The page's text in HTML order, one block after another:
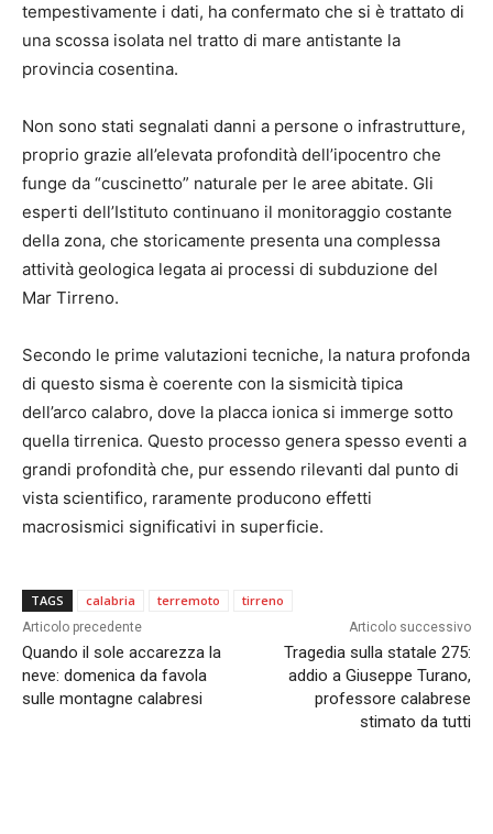
tempestivamente i dati, ha confermato che si è trattato di
una scossa isolata nel tratto di mare antistante la
provincia cosentina.
Non sono stati segnalati danni a persone o infrastrutture,
proprio grazie all’elevata profondità dell’ipocentro che
funge da “cuscinetto” naturale per le aree abitate. Gli
esperti dell’Istituto continuano il monitoraggio costante
della zona, che storicamente presenta una complessa
attività geologica legata ai processi di subduzione del
Mar Tirreno.
Secondo le prime valutazioni tecniche, la natura profonda
di questo sisma è coerente con la sismicità tipica
dell’arco calabro, dove la placca ionica si immerge sotto
quella tirrenica. Questo processo genera spesso eventi a
grandi profondità che, pur essendo rilevanti dal punto di
vista scientifico, raramente producono effetti
macrosismici significativi in superficie.
TAGS calabria terremoto tirreno
Articolo precedente
Quando il sole accarezza la
neve: domenica da favola
sulle montagne calabresi
Articolo successivo
Tragedia sulla statale 275:
addio a Giuseppe Turano,
professore calabrese
stimato da tutti